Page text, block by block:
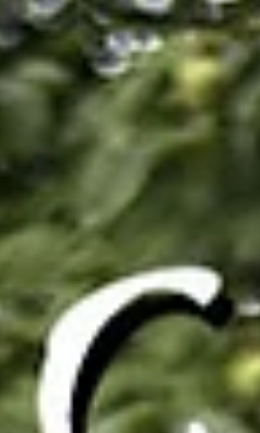
esisterebbe una quantità di sonno particolarmente
favorevole per la salute del cervello.